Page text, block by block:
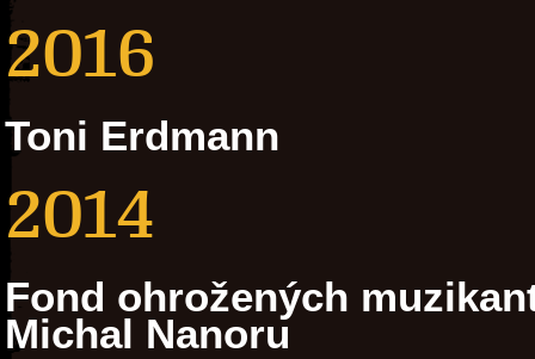
2016
Toni Erdmann
2014
Fond ohrožených
Michal Nanoru